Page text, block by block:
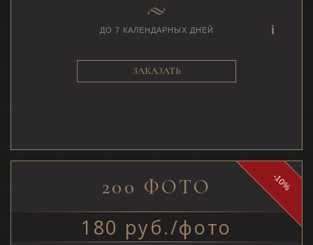
ДО 7 КАЛЕНДАРНЫХ ДНЕЙ
ЗАКАЗАТЬ
-10%
200 ФОТО
180 руб./фото